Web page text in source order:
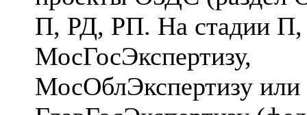
П, РД, РП. На стадии
МосГосЭкспертизу,
МосОблЭкспертизу или